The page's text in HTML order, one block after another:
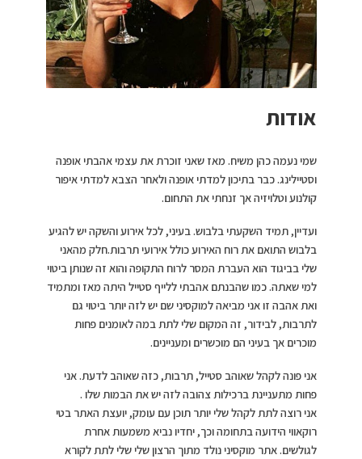
אודות
שמי נעמה כהן משיח. מאז שאני זוכרת את עצמי אהבתי אופנה
וסטיילינג. כבר בתיכון למדתי אופנה ולאחר הצבא למדתי איפור
קולנוע וטלויזיה אך זנחתי את התחום.
ועדיין, תמיד השקעתי בלבוש. בעיני, לכל אירוע והשקה יש להגיע
בלבוש התואם את רוח האירוע כולל אירועי תרבות.חלק מהאני
שלי בביגוד הוא העברת המסר לרוח התקופה והוא זה שנותן ביטוי
למי שאתה. כמו שהבנתם אהבתי ללייף סטייל היתה מאז ומתמיד
ואת אהבה זו אני מביאה למוקסיני שם יש לזה יותר ביטוי גם
לתרבות, לבידור, זה המקום שלי לתת במה לאומנים פחות
מוכרים אך בעיני הם מוכשרים ומעניינים.
אני פונה לקהל שאוהב סטייל, תרבות, כזה שאוהב לדעת. אני
פחות מתעניינת ברכילות צהובה לזה יש את הבמות שלו .
אני רוצה לתת לקהל שלי יותר תוכן עם עומק, יועצת האתר בטי
רוקאווי הידועה בתחומה וכך, יחדיו נביא משמעות אחרת
לגולשים. אתר מוקסיני נולד מתוך הרצון שלי שלי לתת לקורא